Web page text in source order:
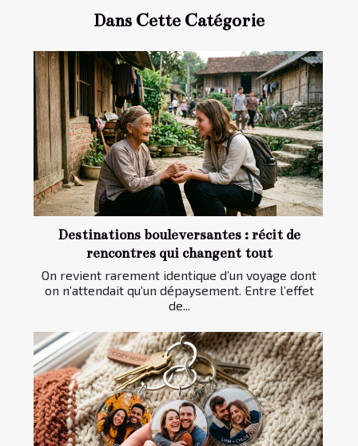
Dans Cette Catégorie
Destinations bouleversantes : récit de
rencontres qui changent tout
On revient rarement identique d’un voyage dont
on n’attendait qu’un dépaysement. Entre l’effet
de...